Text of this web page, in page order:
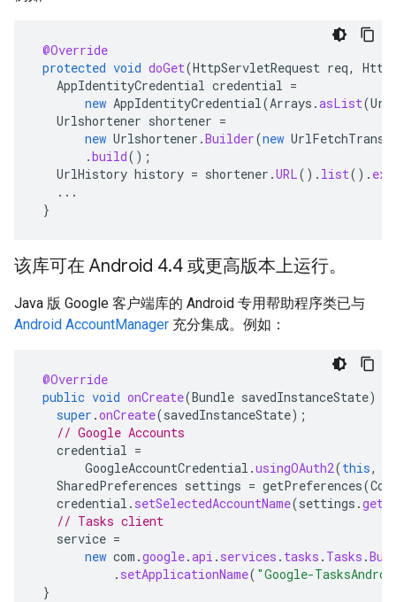
@Override
protected void doGet(HttpServletRequest req,
AppIdentityCredential credential =
new AppIdentityCredential(Arrays .asList(
Urlshortener shortener =
new Urlshortener .Builder(new
.build();
UrlHistory history = shortener .URL(). list().
...
}
该库可在 Android 4.4 或更高版本上运行。
Java 版 Google 客户端库的 Android 专用帮助程序类已与
Android AccountManager 充分集成。例如：
@Override
public void onCreate(Bundle savedInstanceState)
super .onCreate(savedInstanceState);
// Google Accounts
credential =
GoogleAccountCredential .usingOAuth2(this,
SharedPreferences settings = getPreferences(
credential . setSelectedAccountName(settings .
// Tasks client
service =
new com .google.api . services . tasks . Tasks .
. setApplicationName( "Google-
}